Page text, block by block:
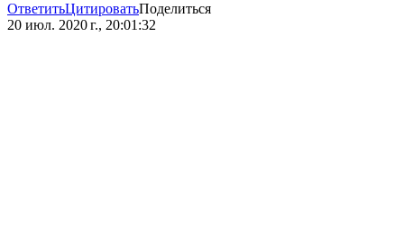
ОтветитьЦитироватьПоделиться
20 июл. 2020 г., 20:01:32